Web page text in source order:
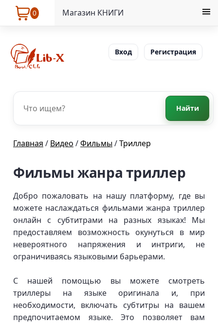
0 Магазин КНИГИ
Вход Регистрация
Найти
Главная / Видео /Фильмы/Триллер
Фильмы жанра триллер
Добро пожаловать на нашу платформу, где вы
можете наслаждаться фильмами жанра триллер
онлайн с субтитрами на разных языках! Мы
предоставляем возможность окунуться в мир
невероятного напряжения и интриги, не
ограничиваясь языковыми барьерами.
С нашей помощью вы можете смотреть
триллеры на языке оригинала и, при
необходимости, включать субтитры на вашем
предпочитаемом языке. Это позволяет вам